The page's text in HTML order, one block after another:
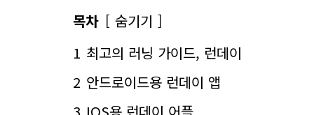
목차
숨기기
1 최고의 러닝 가이드, 런데이
2 안드로이드용 런데이 앱